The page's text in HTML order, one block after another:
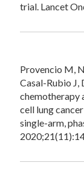
trial. Lancet
Provencio M,
Casal-Rubio J,
chemotherapy
cell lung
single-arm,